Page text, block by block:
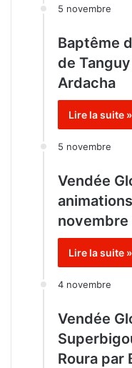
5 novembre
Baptême
de
Ardacha
Lire la suite »
5 novembre
Vendée
novembre
Lire la suite »
4 novembre
Vendée
Roura par